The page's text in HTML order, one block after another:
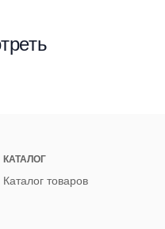
КАТАЛОГ
Каталог товаров